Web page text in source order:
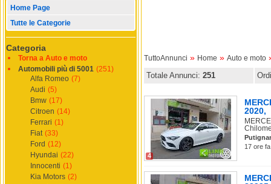
Home Page
Tutte le Categorie
Categoria
Torna a Auto e moto
Automobili più di 5001 (251)
Alfa Romeo (7)
Audi (5)
Bmw (17)
Citroen (14)
Ferrari (1)
Fiat (33)
Ford (12)
Hyundai (22)
Innocenti (1)
Kia Motors (2)
TuttoAnnunci » Home » Auto e moto
Totale Annunci: 251
4
2020,
17 ore